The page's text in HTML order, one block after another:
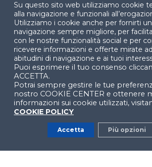
Facebook LinkedIn
YouTube
© 2024 Copyright © Politecnico di
Su questo sito web utilizziamo cookie
alla navigazione e funzionali
Utilizziamo i cookie anche per fornirti
navigazione sempre migliore, per
con le nostre funzionalità social e per
ricevere informazioni e offerte mirate
abitudini di navigazione e ai tuoi
Puoi esprimere il tuo consenso
ACCETTA.
Potrai sempre gestire le tue
nostro COOKIE CENTER e ottenere
informazioni sui cookie utilizzati,
COOKIE POLICY
Accetta Più opzioni